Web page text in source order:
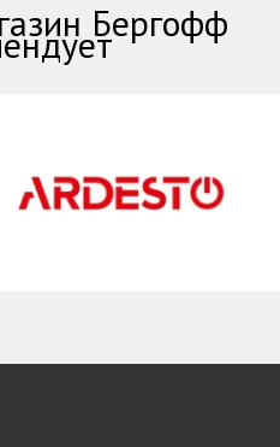
Бергофф